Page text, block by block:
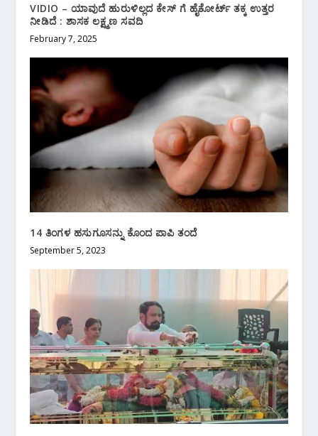
VIDIO – ಯಾವುದೆ ಹುರುಳಿಲ್ಲದ ಕೇಸ್ ಗೆ ಹೈಕೋರ್ಟ್ ತಕ್ಕ ಉತ್ತರ
ನೀಡಿದೆ : ಶಾಸಕ ಲಕ್ಷ್ಮಣ ಸವದಿ
February 7, 2025
14 ತಿಂಗಳ ಹಸುಗೂಸನ್ನು‌ ಕೊಂದ ಪಾಪಿ ತಂದೆ
September 5, 2023